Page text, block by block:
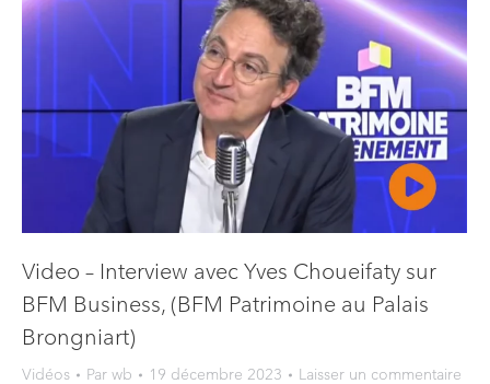
Video – Interview avec Yves Choueifaty sur
BFM Business, (BFM Patrimoine au Palais
Brongniart)
Vidéos Par wb 19 décembre 2023 Laisser un commentaire